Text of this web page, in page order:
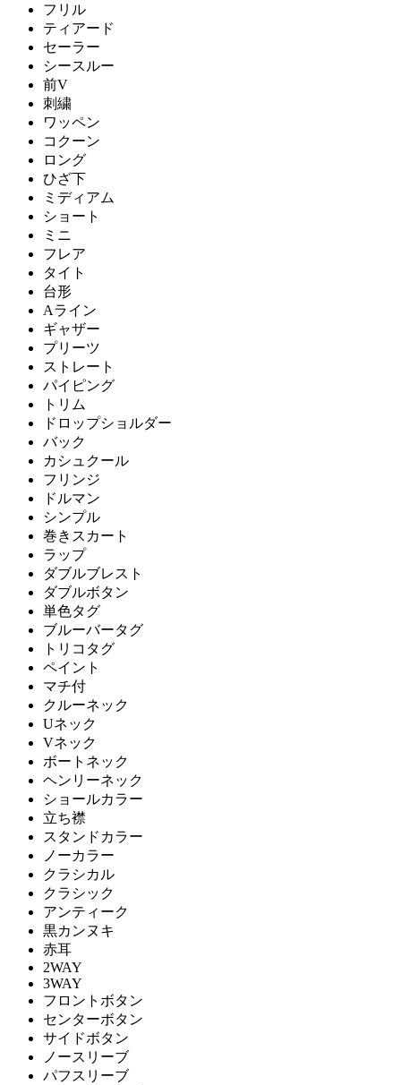
フリル
ティアード
セーラー
シースルー
前V
刺繍
ワッペン
コクーン
ロング
ひざ下
ミディアム
ショート
ミニ
フレア
タイト
台形
Aライン
ギャザー
プリーツ
ストレート
パイピング
トリム
ドロップショルダー
バック
カシュクール
フリンジ
ドルマン
シンプル
巻きスカート
ラップ
ダブルブレスト
ダブルボタン
単色タグ
ブルーバータグ
トリコタグ
ペイント
マチ付
クルーネック
Uネック
Vネック
ボートネック
ヘンリーネック
ショールカラー
立ち襟
スタンドカラー
ノーカラー
クラシカル
クラシック
アンティーク
黒カンヌキ
赤耳
2WAY
3WAY
フロントボタン
センターボタン
サイドボタン
ノースリーブ
パフスリーブ